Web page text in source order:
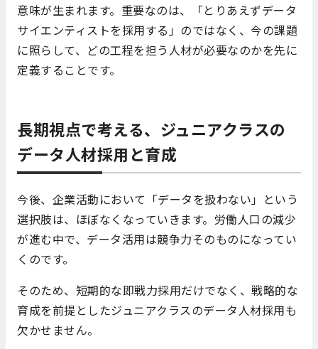
意味が生まれます。重要なのは、「とりあえずデータ
サイエンティストを採用する」のではなく、今の課題
に照らして、どの工程を担う人材が必要なのかを先に
定義することです。
長期視点で考える、ジュニアクラスの
データ人材採用と育成
今後、企業活動において「データを扱わない」という
選択肢は、ほぼなくなっていきます。労働人口の減少
が進む中で、データ活用は競争力そのものになってい
くのです。
そのため、短期的な即戦力採用だけでなく、戦略的な
育成を前提としたジュニアクラスのデータ人材採用も
欠かせません。